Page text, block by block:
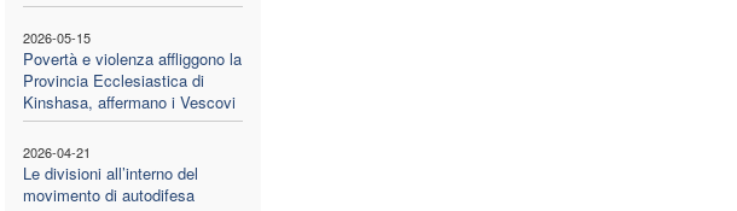
2026-05-15
Povertà e violenza affliggono la
Provincia Ecclesiastica di
Kinshasa, affermano i Vescovi
2026-04-21
Le divisioni all’interno del
movimento di autodifesa